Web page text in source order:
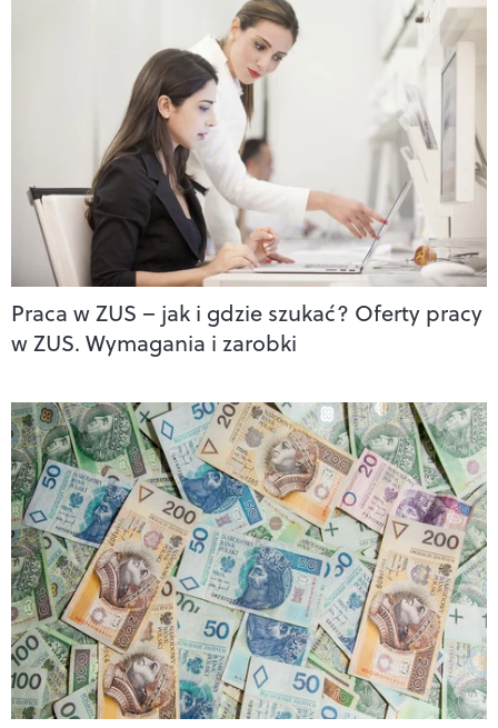
Praca w ZUS – jak i gdzie szukać? Oferty pracy
w ZUS. Wymagania i zarobki